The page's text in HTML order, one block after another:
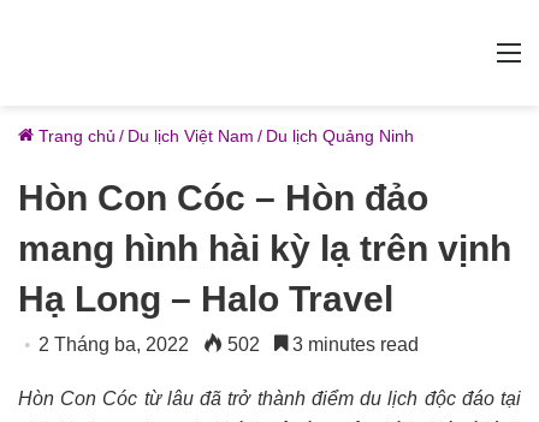
Trang chủ / Du lịch Việt Nam / Du lịch Quảng Ninh
Hòn Con Cóc – Hòn đảo
mang hình hài kỳ lạ trên vịnh
Hạ Long – Halo Travel
2 Tháng ba, 2022 502 3 minutes read
Hòn Con Cóc từ lâu đã trở thành điểm du lịch độc đáo tại